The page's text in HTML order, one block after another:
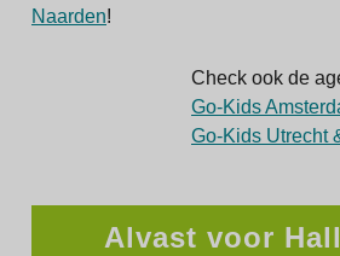
Naarden!
Check ook de
Go-Kids
Go-Kids Utrecht
Alvast voor